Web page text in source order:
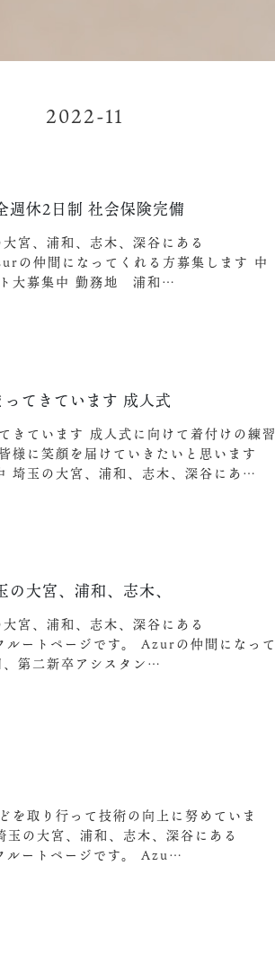
2022-11
週休2日制 社会保険完備
宮、浦和、志木、深谷にある
仲間になってくれる方募集します︎ 中
大募集中 勤務地 浦和…
てきています︎ 成人式
きています︎ 成人式に向けて着付けの練習
様に笑顔を届けていきたいと思います
玉の大宮、浦和、志木、深谷にあ…
大宮、浦和、志木、
宮、浦和、志木、深谷にある
ートページです。 Azurの仲間になって
第二新卒アシスタン…
を取り行って技術の向上に努めていま
の大宮、浦和、志木、深谷にある
ートページです。 Azu…